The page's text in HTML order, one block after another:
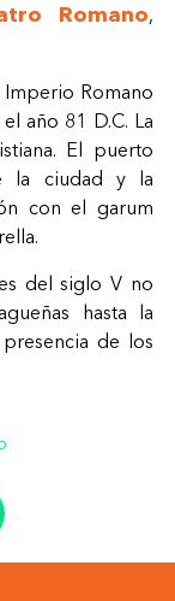
Romano,
Imperio Romano
año 81 D.C. La
El puerto
la ciudad y la
con el garum
del siglo V no
hasta la
de los